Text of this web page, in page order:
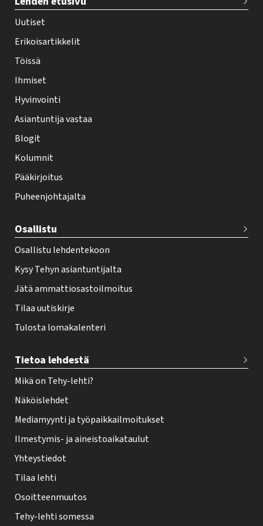
e
h
y
-
e
h
t
i
f
o
t
r
Uutiset
Erikoisartikkelit
Töissä
Ihmiset
Hyvinvointi
Asiantuntija vastaa
Blogit
Kolumnit
Pääkirjoitus
Puheenjohtajalta
Osallistu
Osallistu lehdentekoon
Kysy Tehyn asiantuntijalta
Jätä ammattiosastoilmoitus
Tilaa uutiskirje
Tulosta lomakalenteri
Tietoa lehdestä
Mikä on Tehy-lehti?
Näköislehdet
Mediamyynti ja työpaikkailmoitukset
Ilmestymis- ja aineistoaikataulut
Yhteystiedot
Tilaa lehti
Osoitteenmuutos
Tehy-lehti somessa